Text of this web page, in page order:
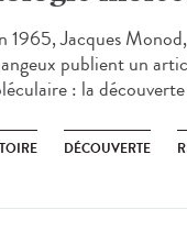
1965, Jacques
publient un
: la
DÉCOUVERTE